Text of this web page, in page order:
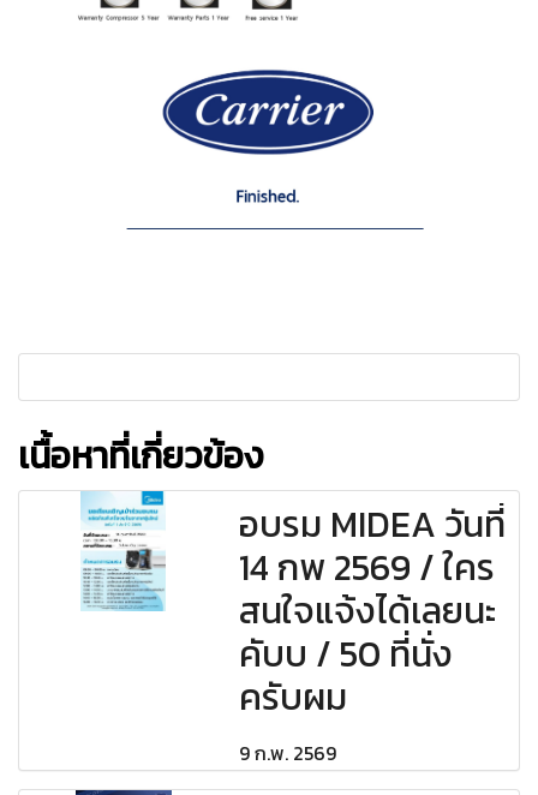
เนื้อหาที่เกี่ยวข้อง
อบรม MIDEA วันที่
14 กพ 2569 / ใคร
สนใจแจ้งได้เลยนะ
คับบ / 50 ที่นั่ง
ครับผม
9 ก.พ. 2569